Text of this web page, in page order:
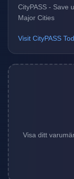
CityPASS - Save
Major Cities
Visit CityPASS
Visa ditt